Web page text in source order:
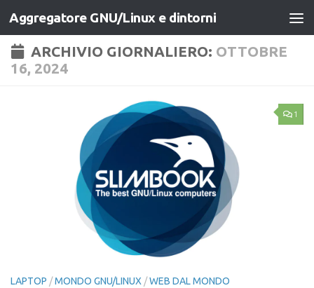
Salta al contenuto
Aggregatore GNU/Linux e dintorni
ARCHIVIO GIORNALIERO: OTTOBRE
16, 2024
1
LAPTOP /MONDO GNU/LINUX /WEB DAL MONDO